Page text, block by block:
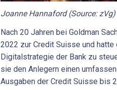
Joanne Hannaford (Source: zVg)
Nach 20 Jahren bei Goldman
2022 zur Credit Suisse und hatte
Digitalstrategie der Bank zu
sie den Anlegern einen
Ausgaben der Credit Suisse bis